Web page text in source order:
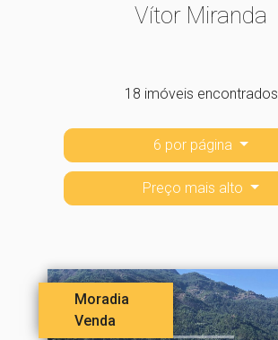
Vítor Miranda
18 imóveis encontrados
6 por página
Preço mais alto
Moradia
Venda